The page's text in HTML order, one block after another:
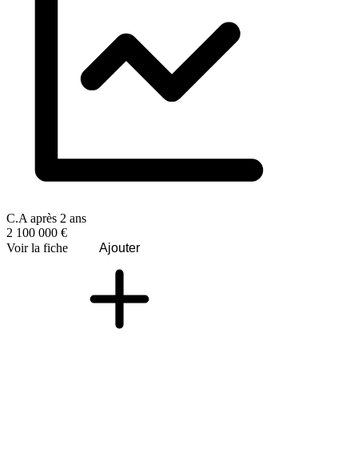
C.A après 2 ans
2 100 000 €
Voir la fiche
Ajouter